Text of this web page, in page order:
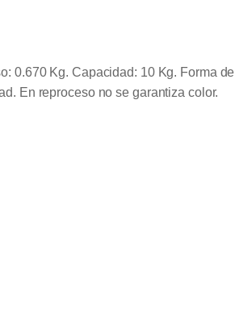
0.670 Kg. Capacidad: 10 Kg. Forma de
En reproceso no se garantiza color.